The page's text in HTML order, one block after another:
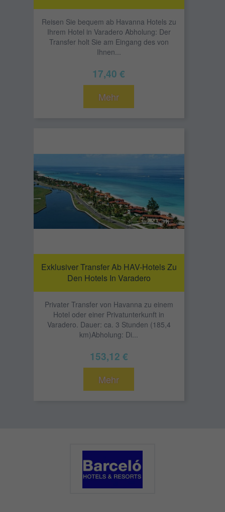
Reisen Sie bequem ab Havanna Hotels zu
Ihrem Hotel in Varadero Abholung: Der
Transfer holt Sie am Eingang des von
Ihnen...
17,40 €
Mehr
Exklusiver Transfer Ab HAV-Hotels Zu
Den Hotels In Varadero
Privater Transfer von Havanna zu einem
Hotel oder einer Privatunterkunft in
Varadero. Dauer: ca. 3 Stunden (185,4
km)Abholung: Di...
153,12 €
Mehr